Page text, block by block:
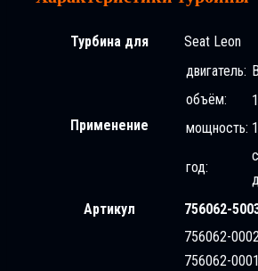
Турбина для Seat Leon
Применение
двигатель:
объём:
мощность:
год:
Артикул
756062-
756062-
756062-0001